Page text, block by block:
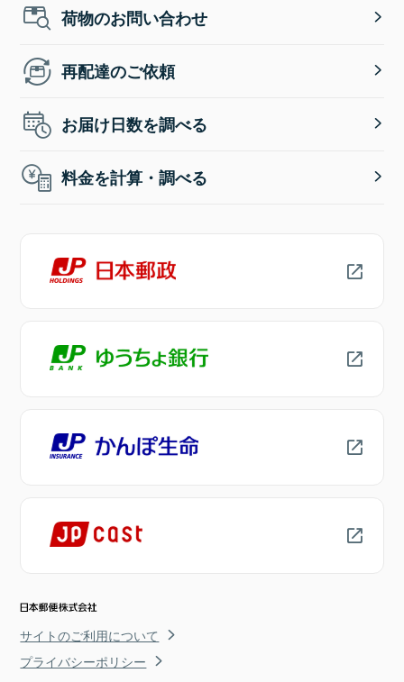
荷物のお問い合わせ
再配達のご依頼
お届け日数を調べる
料金を計算・調べる
サイトのご利用について
プライバシーポリシー